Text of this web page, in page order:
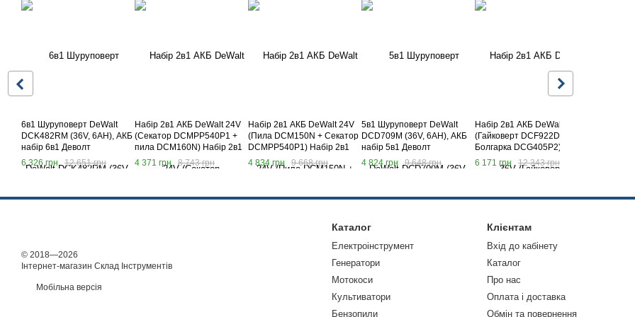
6в1 Шуруповерт DeWalt
DCK482RM (36V, 6AH), АКБ
набір 6в1 Деволт
6 326 грн
12 651 грн
Набір 2в1 АКБ DeWalt 24V
(Секатор DCMPP540P1 +
пила DCM160N) Набір 2в1
Деволт
4 371 грн 8 743 грн
Набір 2в1 АКБ DeWalt 24V
(Пила DCM150N + Секатор
DCMPP540P1) Набір 2в1
Девалт
4 834 грн 9 668 грн
5в1 Шуруповерт DeWalt
DCD709M (36V, 6AH), АКБ
набір 5в1 Деволт
4 824 грн
9 648 грн
Набір 2в1 АКБ DeWalt 36V
(Гайковерт DCF922D2T +
Болгарка DCG405P2) Набір
2в1 Деволт
6 171 грн 12 343 грн
© 2018—2026
Інтернет-магазин Склад Інструментів
Мобільна версія
Каталог
Електроінструмент
Генератори
Мотокоси
Культиватори
Бензопили
Клієнтам
Вхід до кабінету
Каталог
Про нас
Оплата і доставка
Обмін та повернення